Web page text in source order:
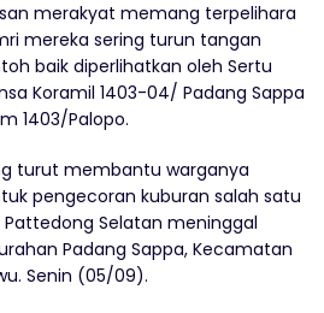
merakyat memang terpelihara
mereka sering turun tangan
baik diperlihatkan oleh Sertu
Koramil 1403-04/ Padang Sappa
1403/Palopo.
turut membantu warganya
pengecoran kuburan salah satu
Selatan meninggal
Padang Sappa, Kecamatan
Senin (05/09).